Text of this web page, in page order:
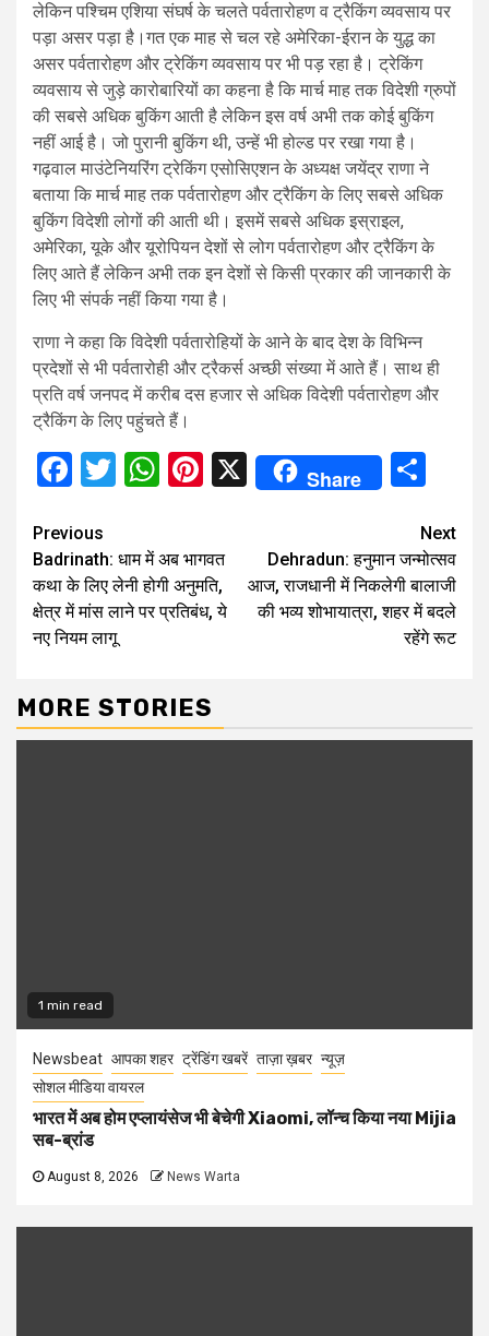
लेकिन पश्चिम एशिया संघर्ष के चलते पर्वतारोहण व ट्रैकिंग व्यवसाय पर
पड़ा असर पड़ा है।गत एक माह से चल रहे अमेरिका-ईरान के युद्ध का
असर पर्वतारोहण और ट्रेकिंग व्यवसाय पर भी पड़ रहा है। ट्रेकिंग
व्यवसाय से जुड़े कारोबारियों का कहना है कि मार्च माह तक विदेशी ग्रुपों
की सबसे अधिक बुकिंग आती है लेकिन इस वर्ष अभी तक कोई बुकिंग
नहीं आई है। जो पुरानी बुकिंग थी, उन्हें भी होल्ड पर रखा गया है।
गढ़वाल माउंटेनियरिंग ट्रेकिंग एसोसिएशन के अध्यक्ष जयेंद्र राणा ने
बताया कि मार्च माह तक पर्वतारोहण और ट्रैकिंग के लिए सबसे अधिक
बुकिंग विदेशी लोगों की आती थी। इसमें सबसे अधिक इस्राइल,
अमेरिका, यूके और यूरोपियन देशों से लोग पर्वतारोहण और ट्रैकिंग के
लिए आते हैं लेकिन अभी तक इन देशों से किसी प्रकार की जानकारी के
लिए भी संपर्क नहीं किया गया है।
राणा ने कहा कि विदेशी पर्वतारोहियों के आने के बाद देश के विभिन्न
प्रदेशों से भी पर्वतारोही और ट्रैकर्स अच्छी संख्या में आते हैं। साथ ही
प्रति वर्ष जनपद में करीब दस हजार से अधिक विदेशी पर्वतारोहण और
ट्रैकिंग के लिए पहुंचते हैं।
Facebook
Twitter
WhatsApp
Pinterest
X Share
Continue
Reading
Previous
Badrinath: धाम में अब भागवत
कथा के लिए लेनी होगी अनुमति,
क्षेत्र में मांस लाने पर प्रतिबंध, ये
नए नियम लागू
Next
Dehradun: हनुमान जन्मोत्सव
आज, राजधानी में निकलेगी बालाजी
की भव्य शोभायात्रा, शहर में बदले
रहेंगे रूट
MORE STORIES
1 min read
Newsbeat आपका शहर ट्रेंडिंग खबरें ताज़ा ख़बर न्यूज़
सोशल मीडिया वायरल
भारत में अब होम एप्लायंसेज भी बेचेगी Xiaomi, लॉन्च किया नया Mijia
सब-ब्रांड
August 8, 2026 News Warta